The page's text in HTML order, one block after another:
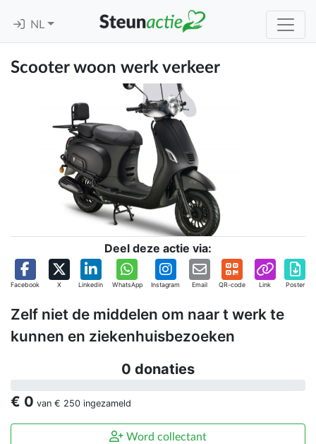
NL
Scooter woon werk verkeer
Deel deze actie via:
Facebook X Linkedin WhatsApp Instagram Email QR-code Link Poster
Zelf niet de middelen om naar t werk te
kunnen en ziekenhuisbezoeken
0 donaties
€ 0 van € 250 ingezameld
Word collectant